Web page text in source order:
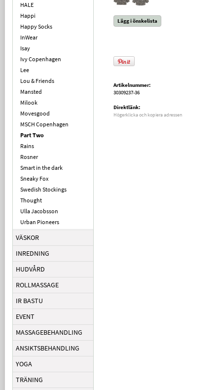
HALE
Happi
Happy Socks
InWear
Isay
Ivy Copenhagen
Lee
Lou & Friends
Mansted
Milook
Movesgood
MSCH Copenhagen
Part Two
Rains
Rosner
Smart in the dark
Sneaky Fox
Swedish Stockings
Thought
Ulla Jacobsson
Urban Pioneers
VÄSKOR
INREDNING
HUDVÅRD
ROLLMASSAGE
IR BASTU
EVENT
MASSAGEBEHANDLING
ANSIKTSBEHANDLING
YOGA
TRÄNING
Lägg i önskelista
Artikelnummer:
30309237-36
Direktlänk:
Högerklicka och kopiera adressen